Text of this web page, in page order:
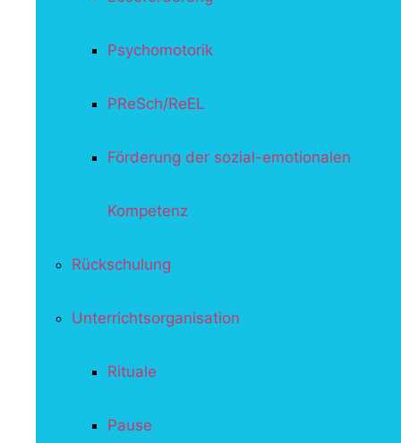
Psychomotorik
PReSch/ReEL
Förderung der sozial-emotionalen
Kompetenz
Rückschulung
Unterrichtsorganisation
Rituale
Pause